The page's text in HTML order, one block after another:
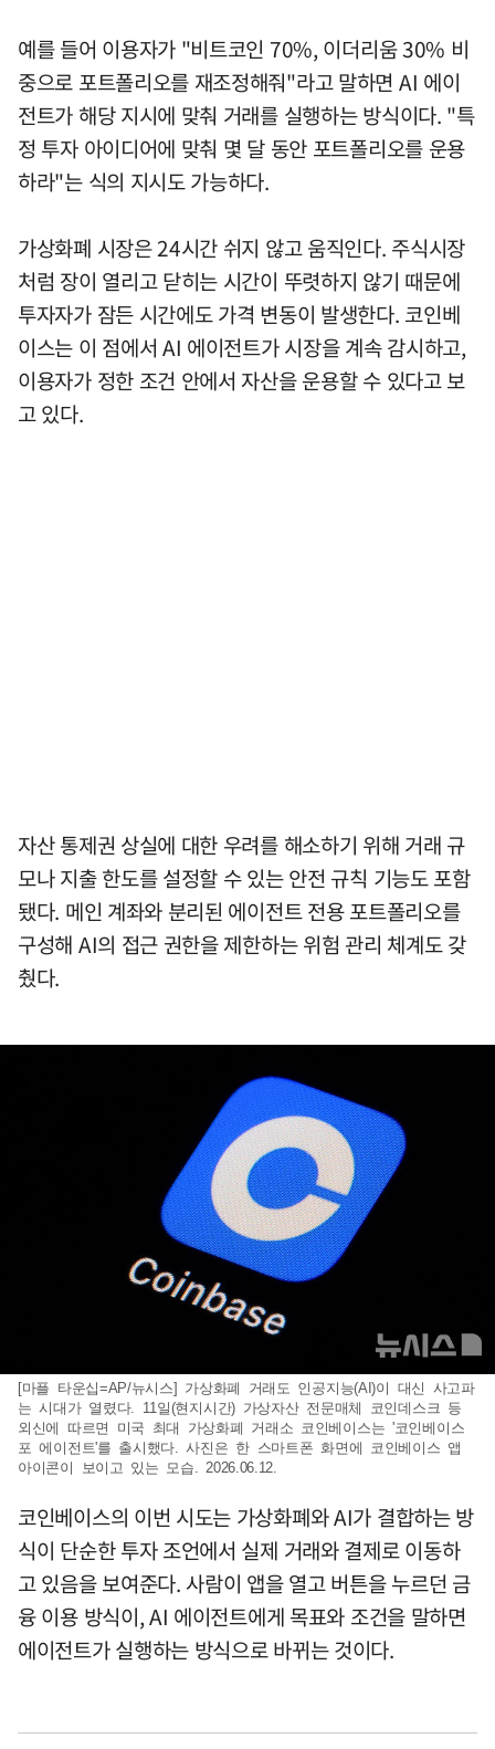
예를 들어 이용자가 "비트코인 70%, 이더리움 30% 비
중으로 포트폴리오를 재조정해줘"라고 말하면 AI 에이
전트가 해당 지시에 맞춰 거래를 실행하는 방식이다. "특
정 투자 아이디어에 맞춰 몇 달 동안 포트폴리오를 운용
하라"는 식의 지시도 가능하다.
가상화폐 시장은 24시간 쉬지 않고 움직인다. 주식시장
처럼 장이 열리고 닫히는 시간이 뚜렷하지 않기 때문에
투자자가 잠든 시간에도 가격 변동이 발생한다. 코인베
이스는 이 점에서 AI 에이전트가 시장을 계속 감시하고,
이용자가 정한 조건 안에서 자산을 운용할 수 있다고 보
고 있다.
자산 통제권 상실에 대한 우려를 해소하기 위해 거래 규
모나 지출 한도를 설정할 수 있는 안전 규칙 기능도 포함
됐다. 메인 계좌와 분리된 에이전트 전용 포트폴리오를
구성해 AI의 접근 권한을 제한하는 위험 관리 체계도 갖
췄다.
[마플 타운십=AP/뉴시스] 가상화폐 거래도 인공지능(AI)이 대신 사고파
는 시대가 열렸다. 11일(현지시간) 가상자산 전문매체 코인데스크 등
외신에 따르면 미국 최대 가상화폐 거래소 코인베이스는 '코인베이스
포 에이전트'를 출시했다. 사진은 한 스마트폰 화면에 코인베이스 앱
아이콘이 보이고 있는 모습. 2026.06.12.
코인베이스의 이번 시도는 가상화폐와 AI가 결합하는 방
식이 단순한 투자 조언에서 실제 거래와 결제로 이동하
고 있음을 보여준다. 사람이 앱을 열고 버튼을 누르던 금
융 이용 방식이, AI 에이전트에게 목표와 조건을 말하면
에이전트가 실행하는 방식으로 바뀌는 것이다.